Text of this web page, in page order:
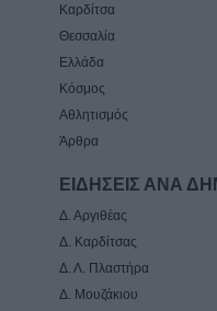
Καρδίτσα
Θεσσαλία
Ελλάδα
Κόσμος
Αθλητισμός
Άρθρα
ΕΙΔΗΣΕΙΣ ΑΝΑ
Δ. Αργιθέας
Δ. Καρδίτσας
Δ. Λ. Πλαστήρα
Δ. Μουζάκιου